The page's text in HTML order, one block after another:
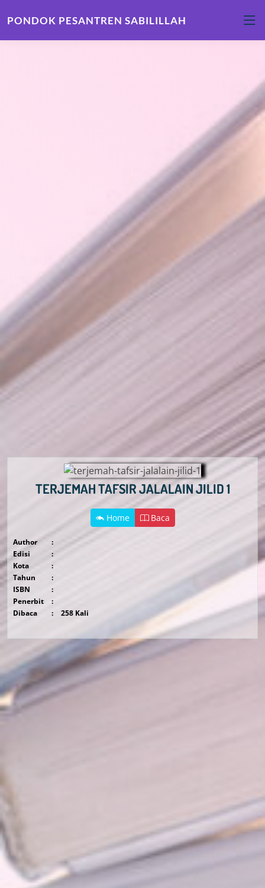
PONDOK PESANTREN SABILILLAH
TERJEMAH TAFSIR JALALAIN JILID 1
Home Baca
Author
:
Edisi
:
Kota
:
Tahun
:
ISBN
:
Penerbit
:
Dibaca
: 258 Kali